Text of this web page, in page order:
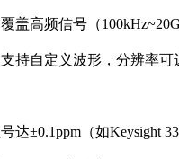
盖高频信号（
持自定义波形，分辨率可
达±0.1ppm（如Keysight